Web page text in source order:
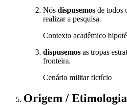
Nós dispusemos de todos
realizar a pesquisa.
Contexto acadêmico
dispusemos as tropas
fronteira.
Cenário militar fictício
Origem / Etimologia